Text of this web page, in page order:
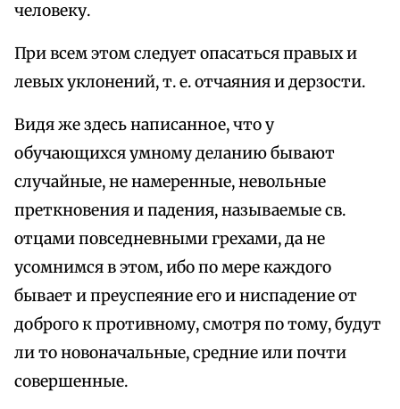
человеку.
При всем этом следует опасаться правых и
левых уклонений, т. е. отчаяния и дерзости.
Видя же здесь написанное, что у
обучающихся умному деланию бывают
случайные, не намеренные, невольные
преткновения и падения, называемые св.
отцами повседневными грехами, да не
усомнимся в этом, ибо по мере каждого
бывает и преуспеяние его и ниспадение от
доброго к противному, смотря по тому, будут
ли то новоначальные, средние или почти
совершенные.